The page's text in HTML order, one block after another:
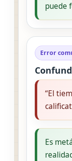
puede
Error
“El
Es